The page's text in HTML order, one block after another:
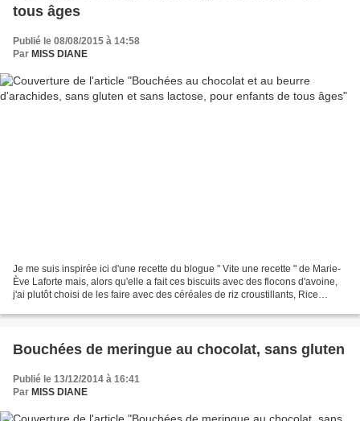
tous âges
Publié le 08/08/2015 à 14:58
Par MISS DIANE
Je me suis inspirée ici d'une recette du blogue " Vite une recette " de Marie-
Ève Laforte mais, alors qu'elle a fait ces biscuits avec des flocons d'avoine,
j'ai plutôt choisi de les faire avec des céréales de riz croustillants, Rice
Bouchées de meringue au chocolat, sans gluten
Publié le 13/12/2014 à 16:41
Par MISS DIANE